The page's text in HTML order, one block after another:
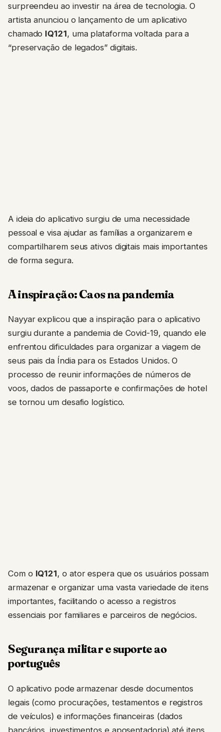
surpreendeu ao investir na área de tecnologia. O
artista anunciou o lançamento de um aplicativo
chamado IQ121, uma plataforma voltada para a
“preservação de legados” digitais.
A ideia do aplicativo surgiu de uma necessidade
pessoal e visa ajudar as famílias a organizarem e
compartilharem seus ativos digitais mais importantes
de forma segura.
A inspiração: Caos na pandemia
Nayyar explicou que a inspiração para o aplicativo
surgiu durante a pandemia de Covid-19, quando ele
enfrentou dificuldades para organizar a viagem de
seus pais da Índia para os Estados Unidos. O
processo de reunir informações de números de
voos, dados de passaporte e confirmações de hotel
se tornou um desafio logístico.
Com o IQ121, o ator espera que os usuários possam
armazenar e organizar uma vasta variedade de itens
importantes, facilitando o acesso a registros
essenciais por familiares e parceiros de negócios.
Segurança militar e suporte ao
português
O aplicativo pode armazenar desde documentos
legais (como procurações, testamentos e registros
de veículos) e informações financeiras (dados
bancários, investimentos e aposentadoria) até itens